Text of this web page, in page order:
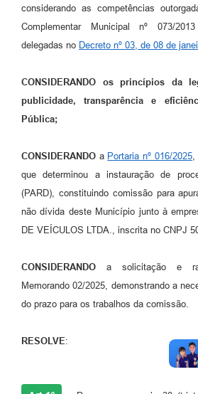
considerando as competências
Complementar Municipal nº 073/
delegadas no Decreto nº 03, de 08 de
CONSIDERANDO os princípios da
publicidade, transparência e
Pública;
CONSIDERANDO a Portaria nº 016/2025,
que determinou a instauração de
(PARD), constituindo comissão para
não dívida deste Município junto à
DE VEÍCULOS LTDA., inscrita no CNPJ
CONSIDERANDO a solicitação e
Memorando 02/2025, demonstrando a
do prazo para os trabalhos da comissão.
RESOLVE: